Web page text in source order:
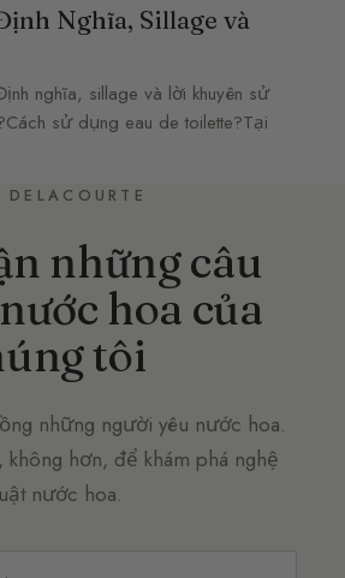
Nghĩa, Sillage và
nghĩa, sillage và lời khuyên sử
sử dụng eau de toilette?Tại
DELACOURTE
những câu
hoa của
tôi
những người yêu nước hoa.
hơn, để khám phá nghệ
nước hoa.